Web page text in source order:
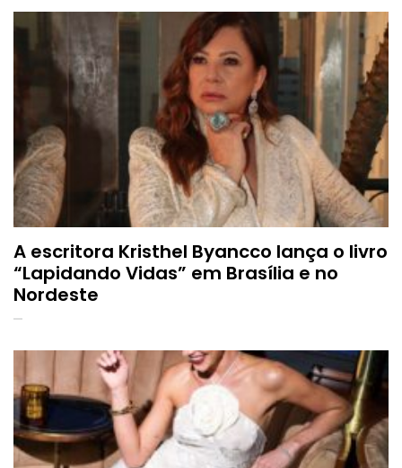
A escritora Kristhel Byancco lança o livro
“Lapidando Vidas” em Brasília e no
Nordeste